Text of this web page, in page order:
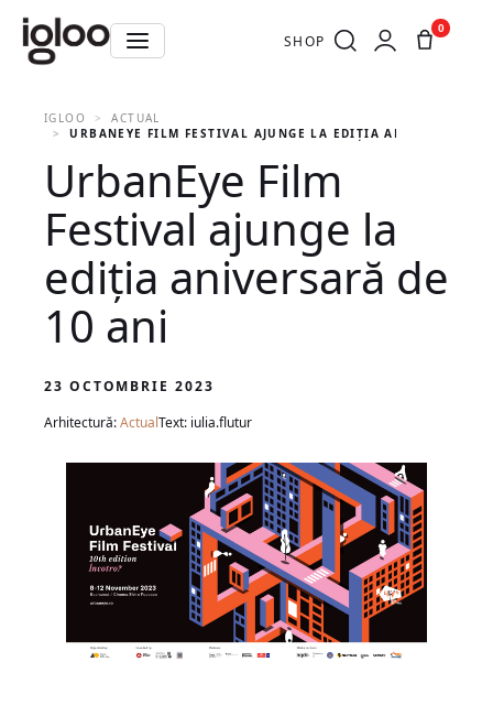
SHOP
0
IGLOO
ACTUAL
URBANEYE FILM FESTIVAL AJUNGE LA EDIȚIA ANIVERSARĂ
UrbanEye Film
Festival ajunge la
ediția aniversară de
10 ani
23 OCTOMBRIE 2023
Arhitectură:ActualText: iulia.flutur